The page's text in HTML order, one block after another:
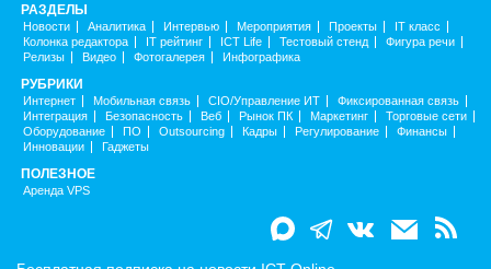
РАЗДЕЛЫ
Новости Аналитика Интервью Мероприятия Проекты
IT класс
Колонка редактора
IT рейтинг ICT Life Тестовый стенд
Фигура речи
Релизы
Видео Фотогалерея Инфографика
РУБРИКИ
Интернет Мобильная связь CIO/Управление ИТ
Фиксированная связь
Интеграция
Безопасность Веб Рынок ПК Маркетинг
Торговые сети
Оборудование
ПО Outsourcing Кадры Регулирование
Финансы
Инновации
Гаджеты
ПОЛЕЗНОЕ
Аренда VPS